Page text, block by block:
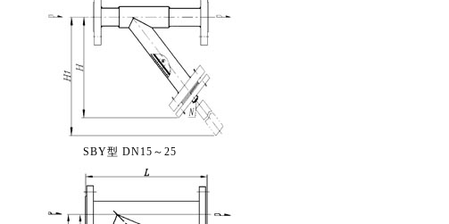
SBY型 DN15～25